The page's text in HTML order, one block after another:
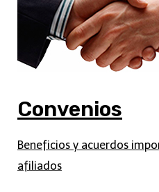
Convenios
Beneficios y acuerdos
afiliados